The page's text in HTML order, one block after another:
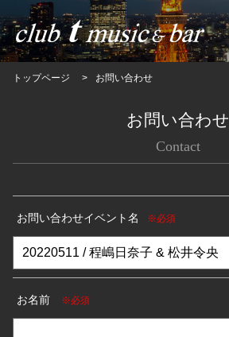
トップページ お問い合わせ
お問い合わせ
Contact
お問い合わせイベント名 ※必須
お名前 ※必須